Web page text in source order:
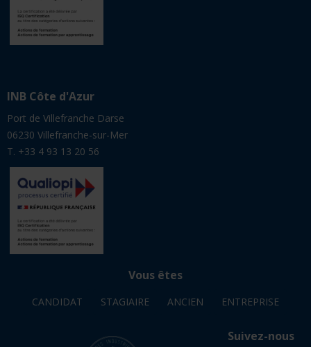
Port de Villefranche Darse
06230 Villefranche-sur-Mer
T. +33 4 93 13 20 56